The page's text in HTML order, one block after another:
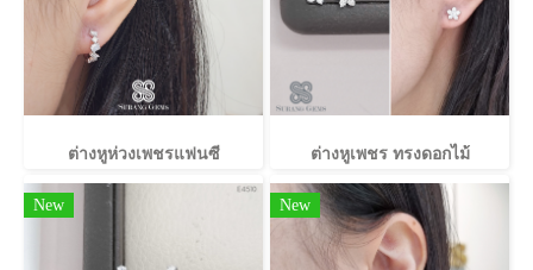
ต่างหูห่วงเพชรแฟนซี ต่างหูเพชร ทรงดอกไม้
New New